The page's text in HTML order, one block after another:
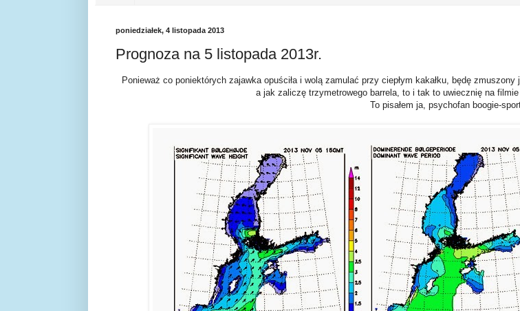
poniedziałek, 4 listopada 2013
Prognoza na 5 listopada 2013r.
Ponieważ co poniektórych zajawka opuściła i wolą zamulać przy ciepłym kakałku, będę
a jak zaliczę trzymetrowego barrela, to i tak to uwiecznię na
To pisałem ja, psychofan boogie-